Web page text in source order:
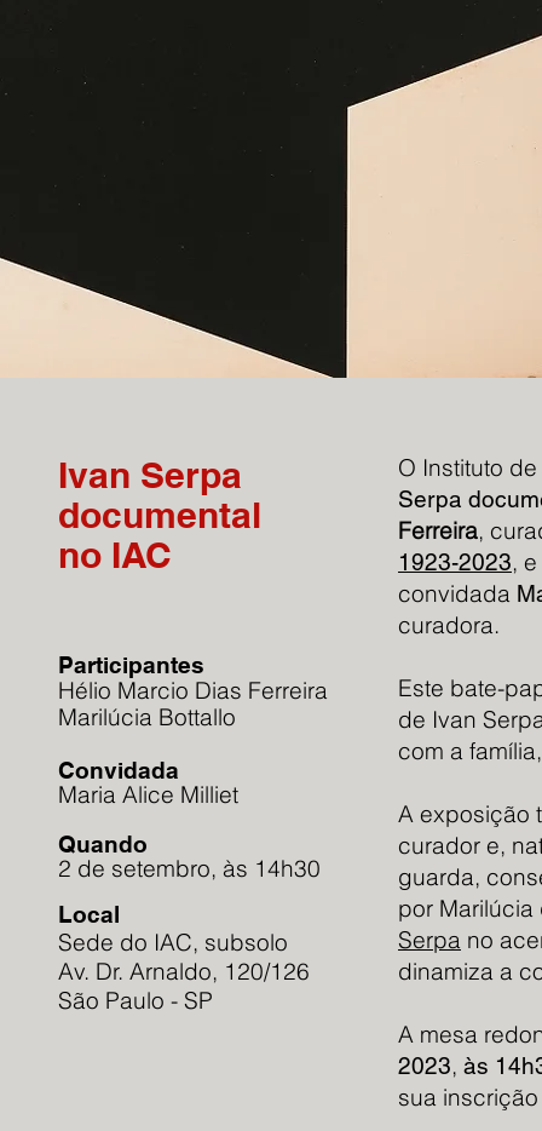
Ivan Serpa
documental
no IAC
Participantes
Hélio Marcio Dias Ferreira
Marilúcia Bottallo
Convidada
Maria Alice Milliet
Quando
2 de setembro, às 14h30
Local
Sede do IAC, subsolo
Av. Dr. Arnaldo, 120/126
São Paulo - SP
O Instituto
Serpa
Ferreira,
1923-2023, e
convidada
curadora.
Este bate-
de Ivan
com a
A exposição
curador e,
guarda,
por
Serpa no
dinamiza a
A mesa
2023, às
sua